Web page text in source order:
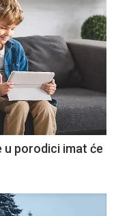
u porodici imat će